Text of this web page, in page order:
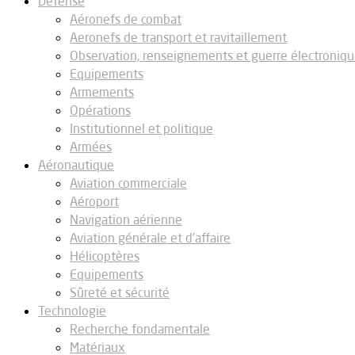
Aéronefs de combat
Aeronefs de transport et ravitaillement
Observation, renseignements et guerre
Equipements
Armements
Opérations
Institutionnel et politique
Armées
Aéronautique
Aviation commerciale
Aéroport
Navigation aérienne
Aviation générale et d’affaire
Hélicoptères
Equipements
Sûreté et sécurité
Technologie
Recherche fondamentale
Matériaux